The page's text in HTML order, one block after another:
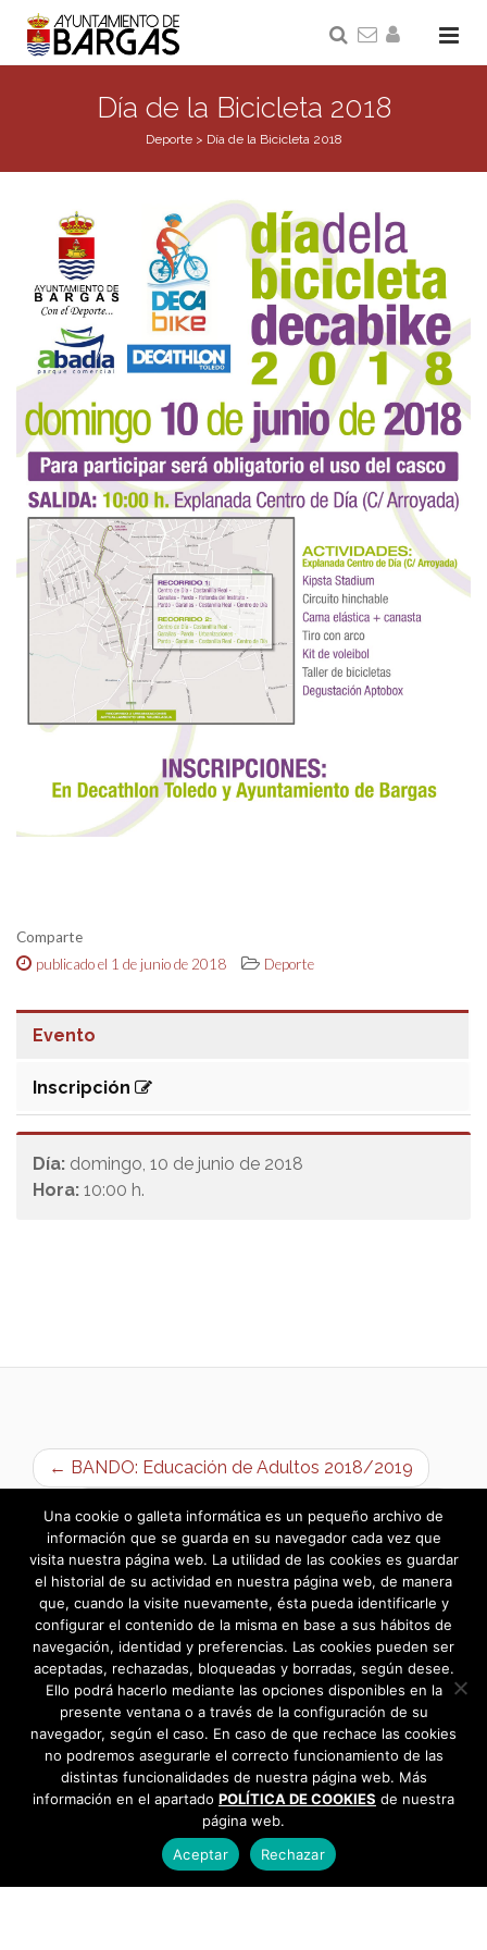
Día de la Bicicleta 2018
Deporte> Día de la Bicicleta 2018
Comparte
publicado el 1 de junio de 2018
Deporte
Evento
Inscripción
Día: domingo, 10 de junio de 2018
Hora: 10:00 h.
← BANDO: Educación de Adultos 2018/2019
Presentación del nuevo Taller de Empleo →
Una cookie o galleta informática es un pequeño archivo de
información que se guarda en su navegador cada vez que
visita nuestra página web. La utilidad de las cookies es guardar
el historial de su actividad en nuestra página web, de manera
que, cuando la visite nuevamente, ésta pueda identificarle y
configurar el contenido de la misma en base a sus hábitos de
navegación, identidad y preferencias. Las cookies pueden ser
aceptadas, rechazadas, bloqueadas y borradas, según desee.
Ello podrá hacerlo mediante las opciones disponibles en la
presente ventana o a través de la configuración de su
navegador, según el caso. En caso de que rechace las cookies
no podremos asegurarle el correcto funcionamiento de las
distintas funcionalidades de nuestra página web. Más
información en el apartado POLÍTICA DE COOKIES de nuestra
página web.
Aceptar
Rechazar